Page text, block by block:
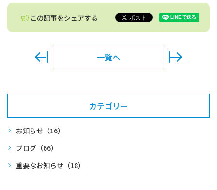
tel.0297-45-0808
（受付時間：9:30-18:00）
〒302-0119
茨城県守谷市御所ヶ丘4-11-12
この記事をシェアする
一覧へ
カテゴリー
お知らせ （16）
ブログ （66）
重要なお知らせ （18）